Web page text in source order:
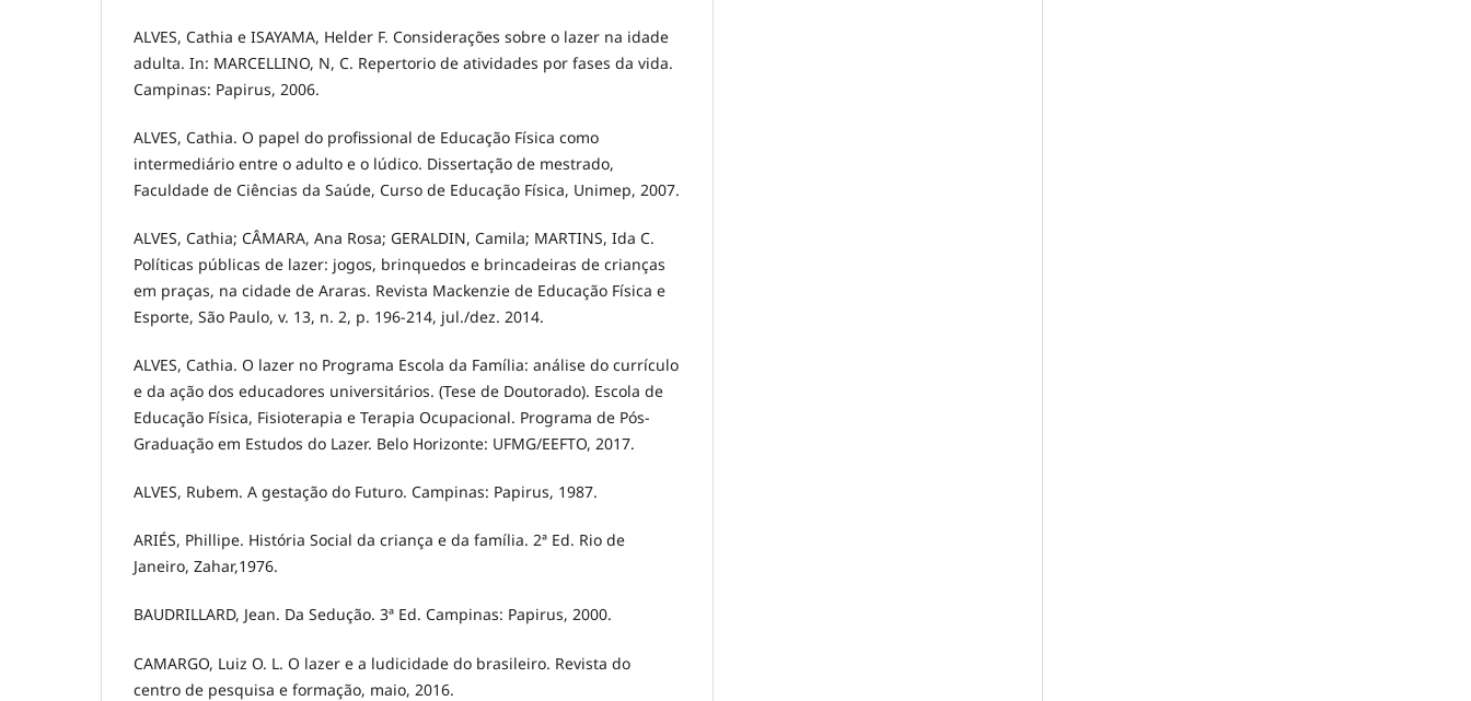
ALVES, Cathia e ISAYAMA, Helder F. Considerações sobre o lazer na idade
adulta. In: MARCELLINO, N, C. Repertorio de atividades por fases da vida.
Campinas: Papirus, 2006.
ALVES, Cathia. O papel do profissional de Educação Física como
intermediário entre o adulto e o lúdico. Dissertação de mestrado,
Faculdade de Ciências da Saúde, Curso de Educação Física, Unimep, 2007.
ALVES, Cathia; CÂMARA, Ana Rosa; GERALDIN, Camila; MARTINS, Ida C.
Políticas públicas de lazer: jogos, brinquedos e brincadeiras de crianças
em praças, na cidade de Araras. Revista Mackenzie de Educação Física e
Esporte, São Paulo, v. 13, n. 2, p. 196-214, jul./dez. 2014.
ALVES, Cathia. O lazer no Programa Escola da Família: análise do currículo
e da ação dos educadores universitários. (Tese de Doutorado). Escola de
Educação Física, Fisioterapia e Terapia Ocupacional. Programa de Pós-
Graduação em Estudos do Lazer. Belo Horizonte: UFMG/EEFTO, 2017.
ALVES, Rubem. A gestação do Futuro. Campinas: Papirus, 1987.
ARIÉS, Phillipe. História Social da criança e da família. 2ª Ed. Rio de
Janeiro, Zahar,1976.
BAUDRILLARD, Jean. Da Sedução. 3ª Ed. Campinas: Papirus, 2000.
CAMARGO, Luiz O. L. O lazer e a ludicidade do brasileiro. Revista do
centro de pesquisa e formação, maio, 2016.